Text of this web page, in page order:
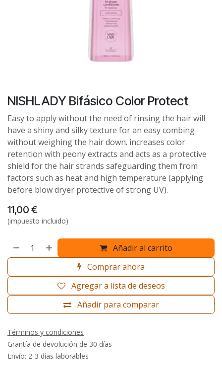
NISHLADY Bifásico Color Protect
Easy to apply without the need of rinsing the hair will
have a shiny and silky texture for an easy combing
without weighing the hair down. increases color
retention with peony extracts and acts as a protective
shield for the hair strands safeguarding them from
factors such as heat and high temperature (applying
before blow dryer protective of strong UV).
11,00 €
(impuesto incluido)
Añadir al carrito
Comprar ahora
Añadir para comparar
Agregar a lista de deseos
Términos y condiciones
Grantía de devolución de 30 días
Envío: 2-3 días laborables